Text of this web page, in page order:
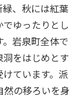
、秋には紅葉
ゆったりとし
岩泉町全体で
をはじめとす
ています。派
の移ろいを身